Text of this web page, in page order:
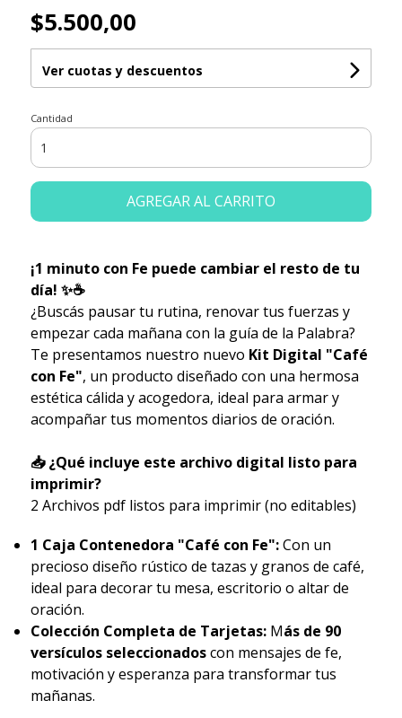
$5.500,00
Ver cuotas y descuentos
Cantidad
AGREGAR AL CARRITO
¡1 minuto con Fe puede cambiar el resto de tu
día! ✨☕
¿Buscás pausar tu rutina, renovar tus fuerzas y
empezar cada mañana con la guía de la Palabra?
Te presentamos nuestro nuevo Kit Digital "Café
con Fe", un producto diseñado con una hermosa
estética cálida y acogedora, ideal para armar y
acompañar tus momentos diarios de oración.
📥 ¿Qué incluye este archivo digital listo para
imprimir?
2 Archivos pdf listos para imprimir (no editables)
1 Caja Contenedora "Café con Fe":Con un
precioso diseño rústico de tazas y granos de café,
ideal para decorar tu mesa, escritorio o altar de
oración.
Colección Completa de Tarjetas:Más de 90
versículos seleccionadoscon mensajes de fe,
motivación y esperanza para transformar tus
mañanas.